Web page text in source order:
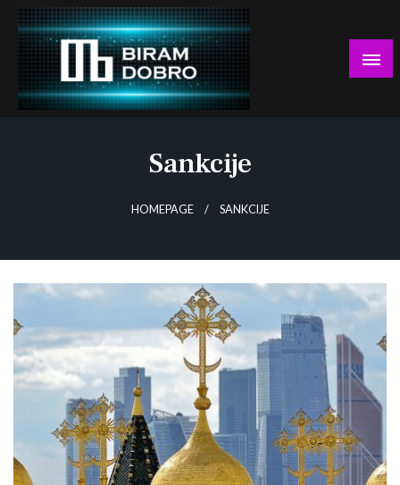
Skip
content
Sankcije
HOMEPAGE SANKCIJE